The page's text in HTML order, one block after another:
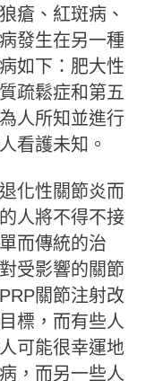
瘡、紅斑病、
發生在另一種
如下：肥大性
疏鬆症和第五
人所知並進行
看護未知。
化性關節炎而
人將不得不接
而傳統的治
受影響的關節
關節注射改
標，而有些人
可能很幸運地
，而另一些人